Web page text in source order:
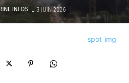
INFOS - 3 JUIN 2026